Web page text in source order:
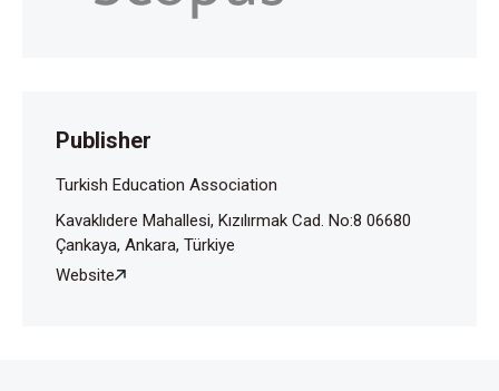
Publisher
Turkish Education Association
Kavaklıdere Mahallesi, Kızılırmak Cad. No:8 06680
Çankaya, Ankara, Türkiye
Website